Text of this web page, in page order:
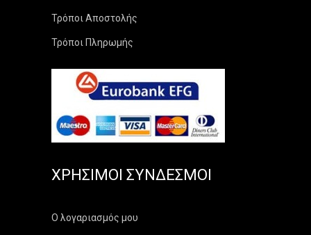
Τρόποι Αποστολής
Τρόποι Πληρωμής
ΧΡΉΣΙΜΟΙ ΣΎΝΔΕΣΜΟΙ
Ο λογαριασμός μου